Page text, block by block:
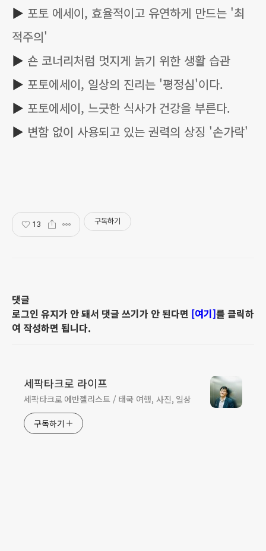
▶ 포토 에세이, 효율적이고 유연하게 만드는 '최
적주의'
▶ 숀 코너리처럼 멋지게 늙기 위한 생활 습관
▶ 포토에세이, 일상의 진리는 '평정심'이다.
▶ 포토에세이, 느긋한 식사가 건강을 부른다.
▶ 변함 없이 사용되고 있는 권력의 상징 '손가락'
13 구독하기
댓글
로그인 유지가 안 돼서 댓글 쓰기가 안 된다면 [여기]를 클릭하
여 작성하면 됩니다.
세팍타크로 라이프
세팍타크로 에반젤리스트 / 태국 여행, 사진, 일상
구독하기